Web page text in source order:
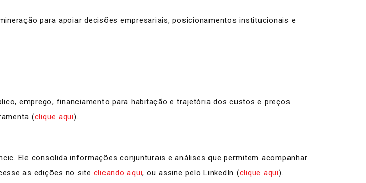
para apoiar decisões empresariais, posicionamentos institucionais e
emprego, financiamento para habitação e trajetória dos custos e preços.
(clique aqui).
Ele consolida informações conjunturais e análises que permitem acompanhar
as edições no site clicando aqui, ou assine pelo LinkedIn (clique aqui).